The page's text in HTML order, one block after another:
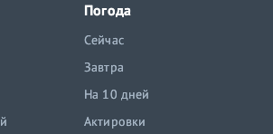
Погода
Сейчас
Завтра
На 10 дней
Актировки